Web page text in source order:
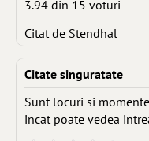
3.94 din 15 voturi
Citat de Stendhal
Citate singuratate
Sunt locuri si
incat poate vedea